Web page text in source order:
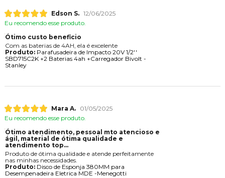
Edson S. 12/06/2025
Eu recomendo esse produto.
Ótimo custo beneficio
Com as baterias de 4AH, ela é excelente
Produto:Parafusadeira de Impacto 20V 1/2''
SBD715C2K +2 Baterias 4ah +Carregador Bivolt -
Stanley
Mara A.
01/05/2025
Eu recomendo esse produto.
Ótimo atendimento, pessoal mto atencioso e
gil, material de ótima qualidade e
atendimento top...
Produto de ótima qualidade e atende perfeitamente
nas minhas necessidades.
Produto:Disco de Esponja 380MM para
Desempenadeira Eletrica MDE -Menegotti